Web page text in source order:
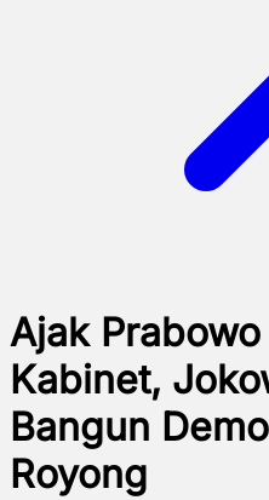
Ajak
Kabinet,
Bangun
Royong